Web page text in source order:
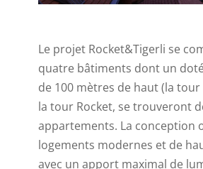
Le projet Rocket&Tigerli se
quatre bâtiments dont un
de 100 mètres de haut (la tour
la tour Rocket, se trouveront
appartements. La conception
logements modernes et de
avec un apport maximal de